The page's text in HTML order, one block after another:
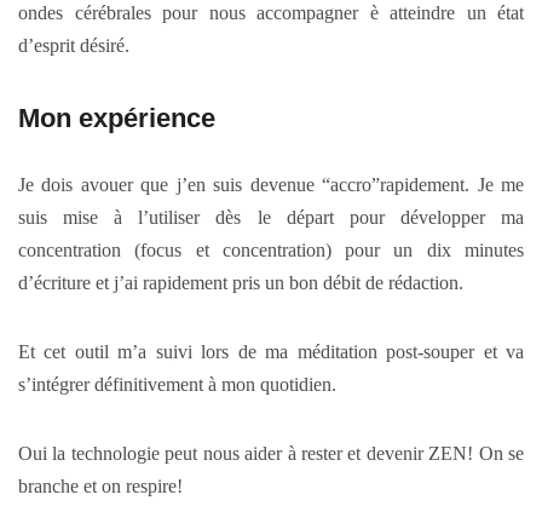
ondes cérébrales pour nous accompagner è atteindre un état
d’esprit désiré.
Mon expérience
Je dois avouer que j’en suis devenue “accro”rapidement. Je me
suis mise à l’utiliser dès le départ pour développer ma
concentration (focus et concentration) pour un dix minutes
d’écriture et j’ai rapidement pris un bon débit de rédaction.
Et cet outil m’a suivi lors de ma méditation post-souper et va
s’intégrer définitivement à mon quotidien.
Oui la technologie peut nous aider à rester et devenir ZEN! On se
branche et on respire!